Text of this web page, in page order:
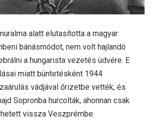
alatt elutasította a magyar
bánásmódot, nem volt hajlandó
a hungarista vezetés üdvére. E
miatt büntetésként 1944
vádjával őrizetbe vették, és
Sopronba hurcolták, ahonnan csak
vissza Veszprémbe.